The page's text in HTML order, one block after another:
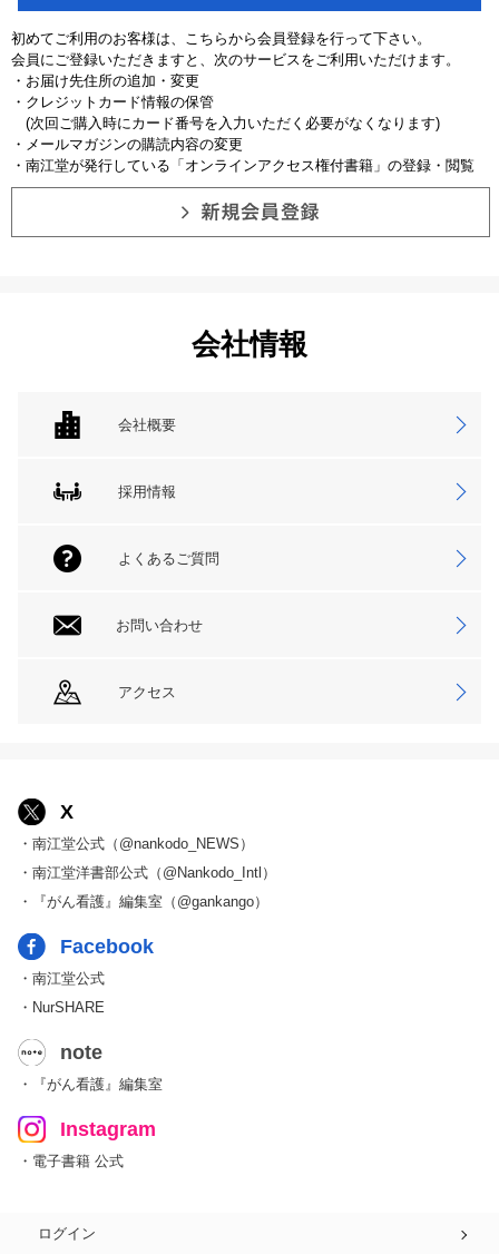
初めてご利用のお客様は、こちらから会員登録を行って下さい。
会員にご登録いただきますと、次のサービスをご利用いただけます。
・お届け先住所の追加・変更
・クレジットカード情報の保管
(次回ご購入時にカード番号を入力いただく必要がなくなります)
・メールマガジンの購読内容の変更
・南江堂が発行している「オンラインアクセス権付書籍」の登録・閲覧
会社情報
会社概要
採用情報
よくあるご質問
お問い合わせ
アクセス
X
・南江堂公式（@nankodo_NEWS）
・南江堂洋書部公式（@Nankodo_Intl）
・『がん看護』編集室（@gankango）
Facebook
・南江堂公式
・NurSHARE
note
・『がん看護』編集室
Instagram
・電子書籍 公式
ログイン